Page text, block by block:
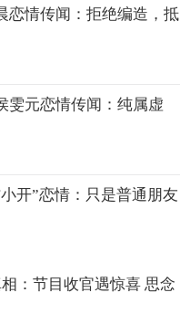
恋情传闻：拒绝编造，抵
雯元恋情传闻：纯属虚
开”恋情：只是普通朋友
：节目收官遇惊喜 思念